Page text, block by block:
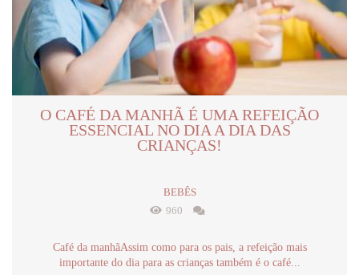
O CAFÉ DA MANHÃ É UMA REFEIÇÃO
ESSENCIAL NO DIA A DIA DAS
CRIANÇAS!
BEBÊS
960
Café da manhãAssim como para os pais, a refeição mais
importante do dia para as crianças também é o café...